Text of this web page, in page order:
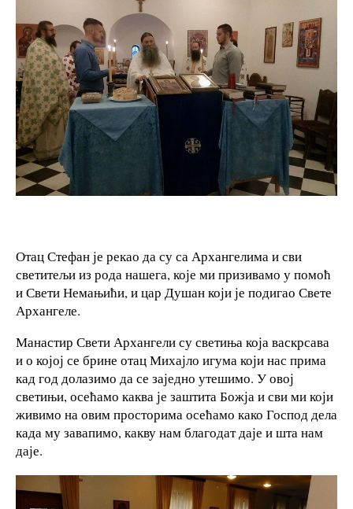
Отац Стефан је рекао да су са Архангелима и сви
светитељи из рода нашега, које ми призивамо у помоћ
и Свети Немањићи, и цар Душан који је подигао Свете
Архангеле.
Манастир Свети Архангели су светиња која васкрсава
и о којој се брине отац Михајло игума који нас прима
кад год долазимо да се заједно утешимо. У овој
светињи, осећамо каква је заштита Божја и сви ми који
живимо на овим просторима осећамо како Господ дела
када му завапимо, какву нам благодат даје и шта нам
даје.